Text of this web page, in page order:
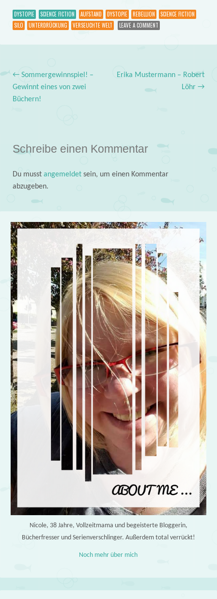
DYSTOPIE SCIENCE FICTION AUFSTAND DYSTOPIE REBELLION
SCIENCE FICTION
SILO
UNTERDRÜCKUNG VERSEUCHTE WELT LEAVE A COMMENT
Post navigation
←Sommergewinnspiel! –
Gewinnt eines von zwei
Büchern!
Erika Mustermann – Robert
Löhr→
Schreibe einen Kommentar
Du musst angemeldetsein, um einen Kommentar
abzugeben.
Nicole, 38 Jahre, Vollzeitmama und begeisterte Bloggerin,
Bücherfresser und Serienverschlinger. Außerdem total verrückt!
Noch mehr über mich